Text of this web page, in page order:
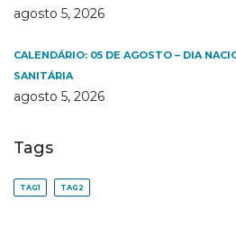
agosto 5, 2026
CALENDÁRIO: 05 DE AGOSTO – DIA
SANITÁRIA
agosto 5, 2026
Tags
TAG1 TAG2